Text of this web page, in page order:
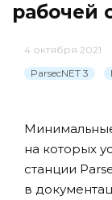
рабочей
4 октября 2021
ParsecNET 3
на которых
станции
в